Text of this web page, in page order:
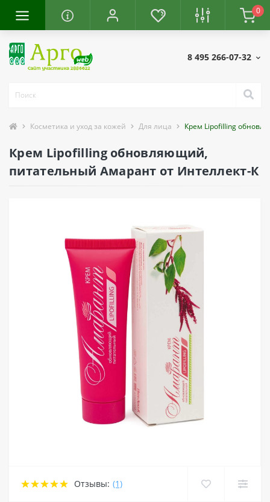
0
8 495 266-07-32
Косметика и уход за кожей Для лица Крем Lipofilling
Крем Lipofilling обновляющий,
питательный Амарант от Интеллект-К
Отзывы: (1)